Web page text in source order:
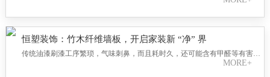
恒塑装饰：竹木纤维墙板，开启家装新 “净” 界
传统油漆刷漆工序繁琐，气味刺鼻，而且耗时久，还可能含有甲醛等有害物
质，危害家人健康。恒塑装饰的竹木纤维墙板则完全不同。它采用环保的竹
MORE+